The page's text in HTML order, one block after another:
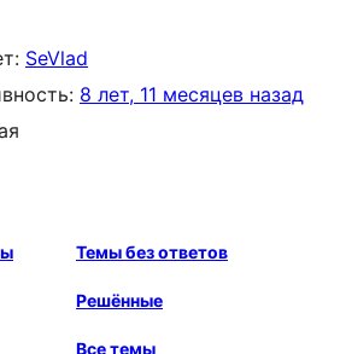
SeVlad
8 лет, 11 месяцев назад
Темы без ответов
Решённые
Все темы